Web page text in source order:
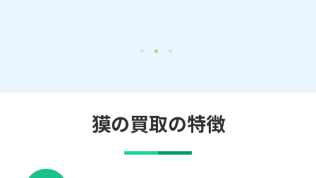
獏の買取の特徴